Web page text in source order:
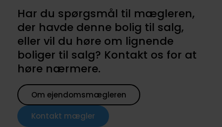
Har du spørgsmål til mægleren,
der havde denne bolig til salg,
eller vil du høre om lignende
boliger til salg? Kontakt os for at
høre nærmere.
Om ejendomsmægleren
Kontakt mægler